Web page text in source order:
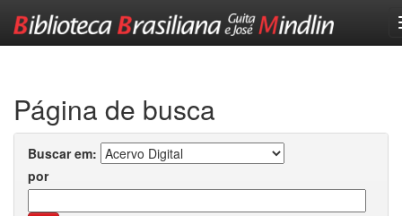
Página de busca
Buscar em:
por